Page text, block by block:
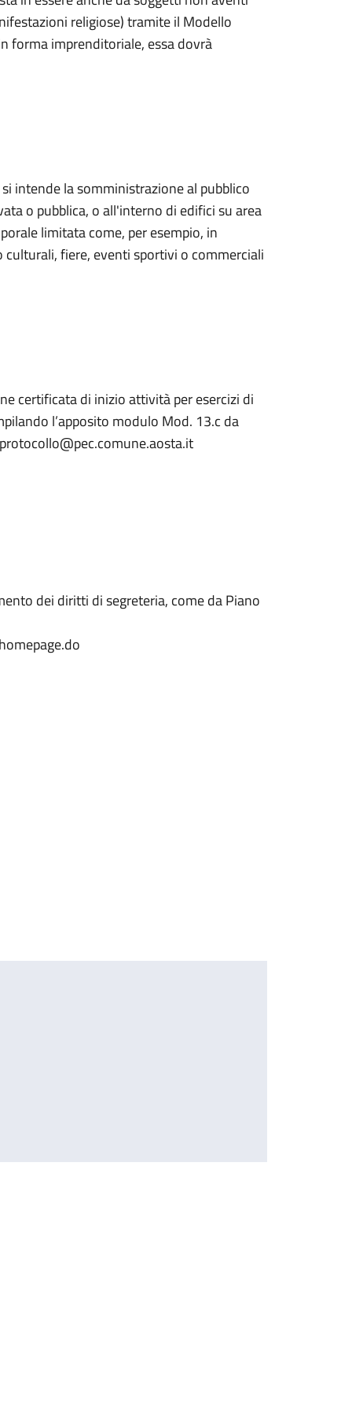
religiose) tramite il Modello
forma imprenditoriale, essa dovrà
intende la somministrazione al pubblico
o pubblica, o all'interno di edifici su area
limitata come, per esempio, in
fiere, eventi sportivi o commerciali
certificata di inizio attività per esercizi di
l’apposito modulo Mod. 13.c da
dei diritti di segreteria, come da Piano